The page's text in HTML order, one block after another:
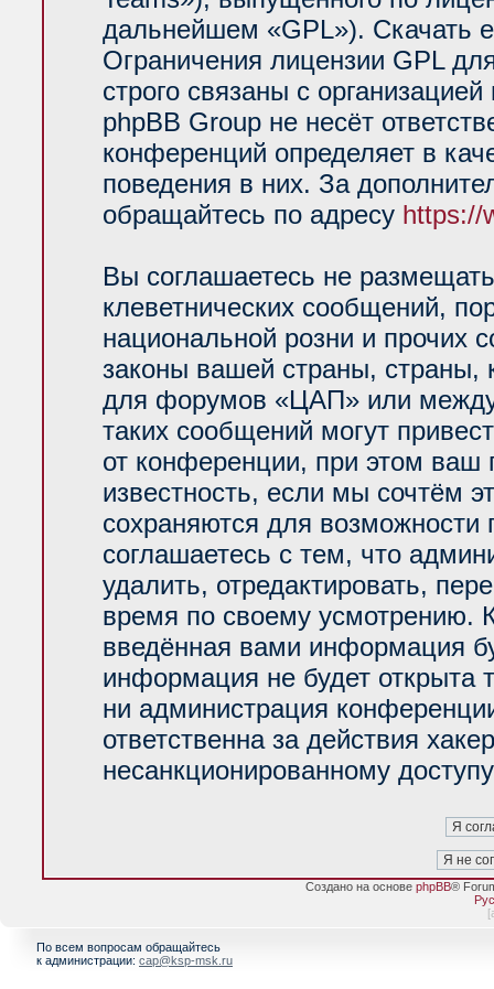
дальнейшем «GPL»). Скачать
Ограничения лицензии GPL
строго связаны с
phpBB Group не несёт
конференций определяет в
поведения в них. За
обращайтесь по адресу https://
Вы соглашаетесь не
клеветнических сообщений,
национальной розни и прочих
законы вашей страны, страны,
для форумов «ЦАП» или
таких сообщений могут
от конференции, при этом ваш
известность, если мы сочтём
сохраняются для возможности
соглашаетесь с тем, что
удалить, отредактировать,
время по своему усмотрению.
введённая вами информация
информация не будет открыта
ни администрация
ответственна за действия
несанкционированному
Создано на основе phpBB®
[
По всем вопросам обращайтесь
к администрации: cap@ksp-msk.ru